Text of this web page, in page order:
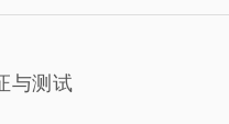
与测试